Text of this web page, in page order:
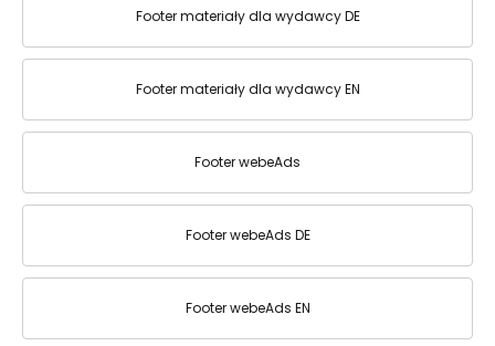
Footer materiały dla wydawcy DE
Footer materiały dla wydawcy EN
Footer webeAds
Footer webeAds DE
Footer webeAds EN